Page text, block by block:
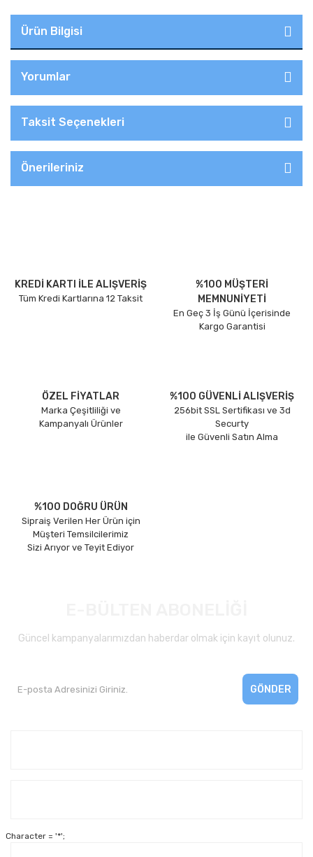
Ürün Bilgisi
Yorumlar
Taksit Seçenekleri
Önerileriniz
KREDİ KARTI İLE ALIŞVERİŞ
Tüm Kredi Kartlarına 12 Taksit
%100 MÜŞTERİ
MEMNUNİYETİ
En Geç 3 İş Günü İçerisinde
Kargo Garantisi
ÖZEL FİYATLAR
Marka Çeşitliliği ve
Kampanyalı Ürünler
%100 GÜVENLİ ALIŞVERİŞ
256bit SSL Sertifikası ve 3d
Securty
ile Güvenli Satın Alma
%100 DOĞRU ÜRÜN
Sipraiş Verilen Her Ürün için
Müşteri Temsilcilerimiz
Sizi Arıyor ve Teyit Ediyor
Güncel kampanyalarımızdan haberdar olmak için kayıt olunuz.
GÖNDER
Character = '*';